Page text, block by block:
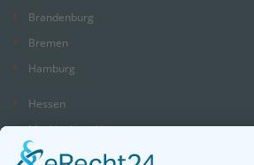
Brandenburg
Bremen
Hamburg
Hessen
Mecklenburg-Vorpommern
Niedersachsen